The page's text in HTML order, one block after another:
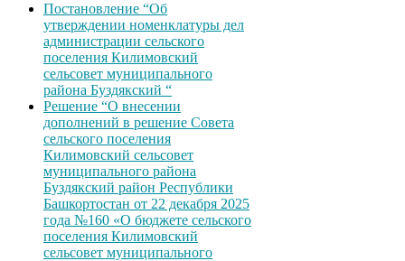
Постановление “Об
утверждении номенклатуры дел
администрации сельского
поселения Килимовский
сельсовет муниципального
района Буздякский “
Решение “О внесении
дополнений в решение Совета
сельского поселения
Килимовский сельсовет
муниципального района
Буздякский район Республики
Башкортостан от 22 декабря 2025
года №160 «О бюджете сельского
поселения Килимовский
сельсовет муниципального